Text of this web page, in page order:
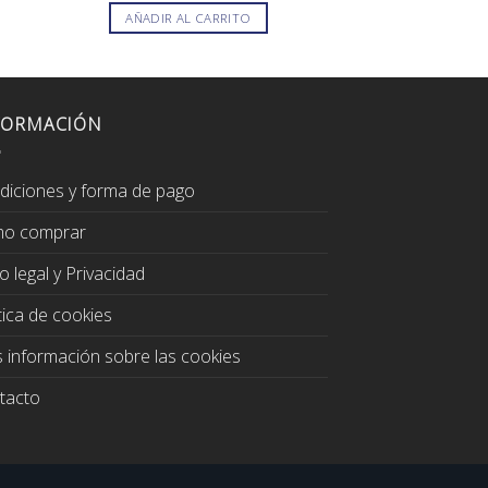
original
era:
actual
es:
AÑADIR AL CARRITO
y forma de pago
comprar
legal y Privacidad
de cookies
información sobre las cookies